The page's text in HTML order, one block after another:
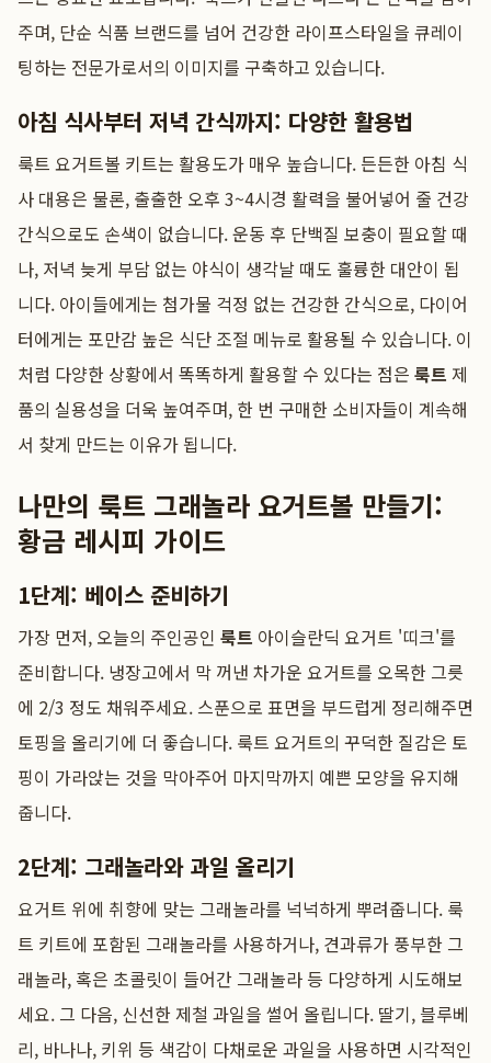
주며, 단순 식품 브랜드를 넘어 건강한 라이프스타일을 큐레이
팅하는 전문가로서의 이미지를 구축하고 있습니다.
아침 식사부터 저녁 간식까지: 다양한 활용법
룩트 요거트볼 키트는 활용도가 매우 높습니다. 든든한 아침 식
사 대용은 물론, 출출한 오후 3~4시경 활력을 불어넣어 줄 건강
간식으로도 손색이 없습니다. 운동 후 단백질 보충이 필요할 때
나, 저녁 늦게 부담 없는 야식이 생각날 때도 훌륭한 대안이 됩
니다. 아이들에게는 첨가물 걱정 없는 건강한 간식으로, 다이어
터에게는 포만감 높은 식단 조절 메뉴로 활용될 수 있습니다. 이
처럼 다양한 상황에서 똑똑하게 활용할 수 있다는 점은 룩트 제
품의 실용성을 더욱 높여주며, 한 번 구매한 소비자들이 계속해
서 찾게 만드는 이유가 됩니다.
나만의 룩트 그래놀라 요거트볼 만들기:
황금 레시피 가이드
1단계: 베이스 준비하기
가장 먼저, 오늘의 주인공인 룩트 아이슬란딕 요거트 '띠크'를
준비합니다. 냉장고에서 막 꺼낸 차가운 요거트를 오목한 그릇
에 2/3 정도 채워주세요. 스푼으로 표면을 부드럽게 정리해주면
토핑을 올리기에 더 좋습니다. 룩트 요거트의 꾸덕한 질감은 토
핑이 가라앉는 것을 막아주어 마지막까지 예쁜 모양을 유지해
줍니다.
2단계: 그래놀라와 과일 올리기
요거트 위에 취향에 맞는 그래놀라를 넉넉하게 뿌려줍니다. 룩
트 키트에 포함된 그래놀라를 사용하거나, 견과류가 풍부한 그
래놀라, 혹은 초콜릿이 들어간 그래놀라 등 다양하게 시도해보
세요. 그 다음, 신선한 제철 과일을 썰어 올립니다. 딸기, 블루베
리, 바나나, 키위 등 색감이 다채로운 과일을 사용하면 시각적인